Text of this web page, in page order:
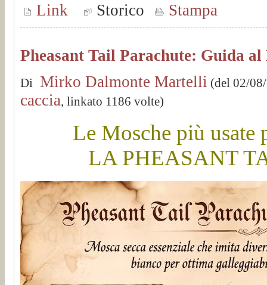
Link Storico Stampa
Pheasant Tail Parachute: Guida al
Di Mirko Dalmonte Martelli (del 02/
caccia, linkato 1186 volte)
Le Mosche più usate
LA PHEASANT